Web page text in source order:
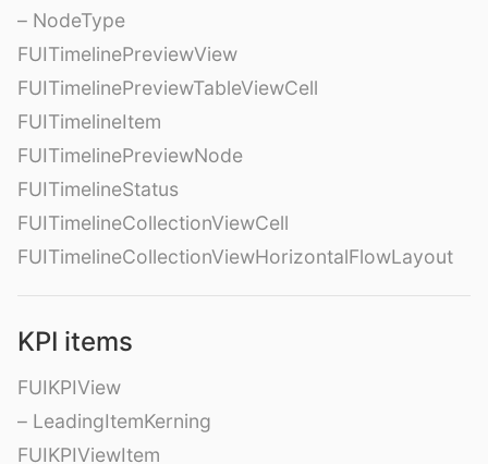
– NodeType
FUITimelinePreviewView
FUITimelinePreviewTableViewCell
FUITimelineItem
FUITimelinePreviewNode
FUITimelineStatus
FUITimelineCollectionViewCell
FUITimelineCollectionViewHorizontalFlowLayout
KPI items
FUIKPIView
– LeadingItemKerning
FUIKPIViewItem